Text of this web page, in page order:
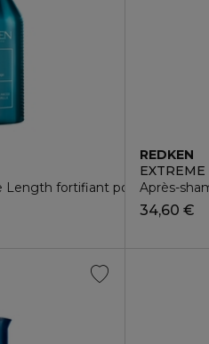
Length fortifiant pour cheveux
REDKEN
Après-
34,60 €